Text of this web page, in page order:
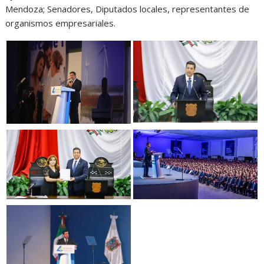
Mendoza; Senadores, Diputados locales, representantes de
organismos empresariales.